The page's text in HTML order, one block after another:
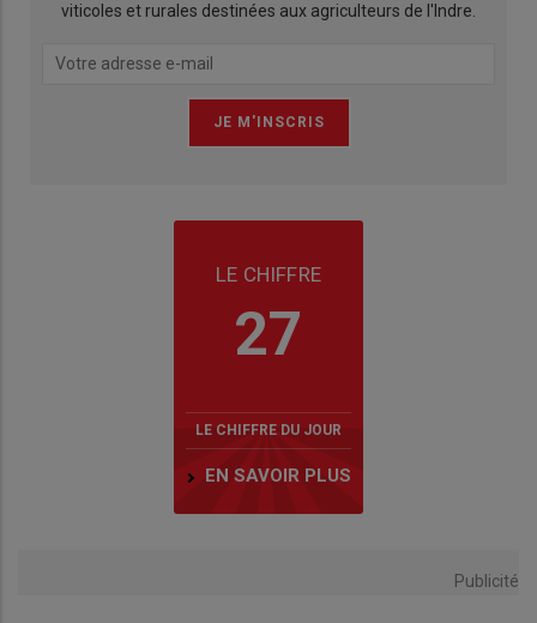
viticoles et rurales destinées aux agriculteurs de l'Indre.
LE CHIFFRE
27
LE CHIFFRE DU JOUR
EN SAVOIR PLUS
Publicité